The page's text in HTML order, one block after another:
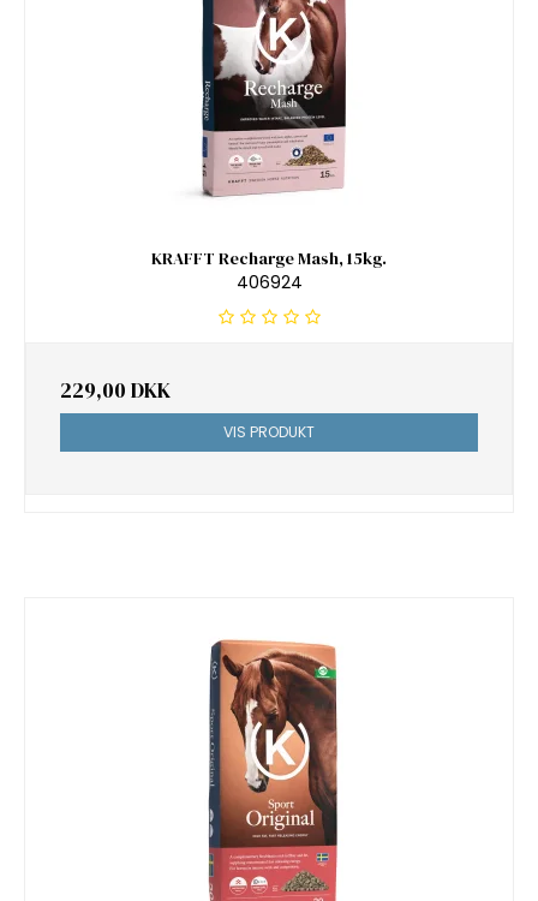
KRAFFT Recharge Mash, 15kg.
406924
229,00 DKK
VIS PRODUKT